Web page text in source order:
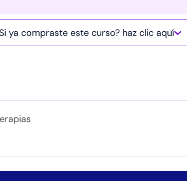
ya compraste este curso? haz clic aquí